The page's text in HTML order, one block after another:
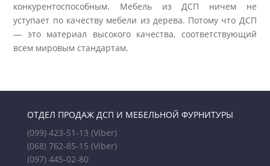
конкурентоспособным. Мебель из ДСП ничем не
уступает по качеству мебели из дерева. Потому что ДСП
— это материал высокого качества, соответствующий
всем мировым стандартам.
ОТДЕЛ ПРОДАЖ ДСП И МЕБЕЛЬНОЙ ФУРНИТУРЫ
(099) 423-51-13 (Viber)
(068) 762-85-15 (Viber)
(097) 445-02-80